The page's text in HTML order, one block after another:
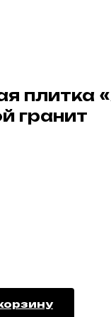
плитка
гранит